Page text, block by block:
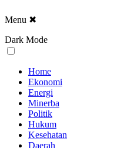
Menu ✖
Dark Mode
Home
Ekonomi
Energi
Minerba
Politik
Hukum
Kesehatan
Daerah